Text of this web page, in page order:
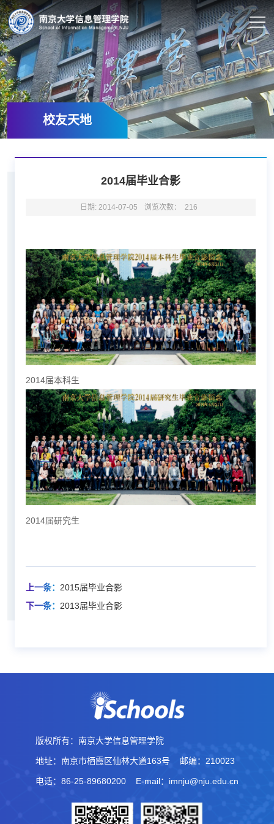
校友天地
2014届毕业合影
日期: 2014-07-05 浏览次数： 216
2014届本科生
2014届研究生
上一条： 2015届毕业合影
下一条： 2013届毕业合影
版权所有：南京大学信息管理学院
地址：南京市栖霞区仙林大道163号 邮编：210023
电话：86-25-89680200 E-mail：imnju@nju.edu.cn